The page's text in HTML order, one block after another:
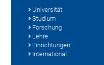
Universität
Studium
Forschung
Lehre
Einrichtungen
International